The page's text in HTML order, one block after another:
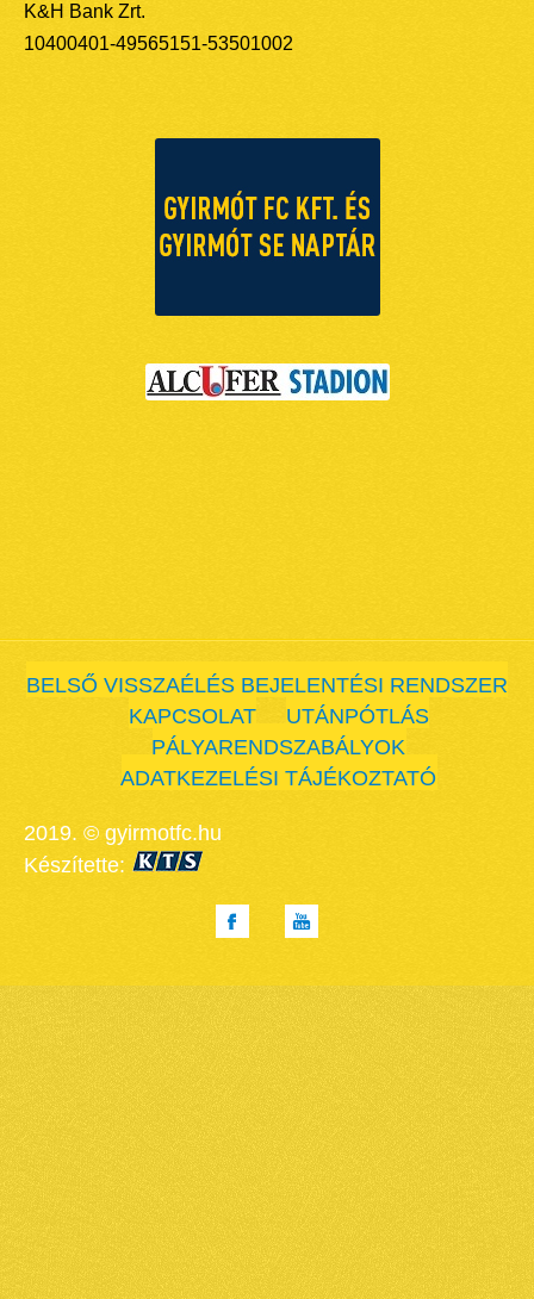
K&H Bank Zrt.
10400401-49565151-53501002
BELSŐ VISSZAÉLÉS BEJELENTÉSI RENDSZER
KAPCSOLAT
UTÁNPÓTLÁS
PÁLYARENDSZABÁLYOK
ADATKEZELÉSI TÁJÉKOZTATÓ
2019. © gyirmotfc.hu
Készítette: